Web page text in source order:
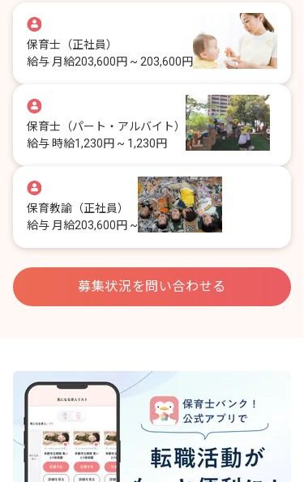
保育士 （正社員）
給与 月給203,600円 ~ 203,600円
保育士 （パート・アルバイト）
給与 時給1,230円 ~ 1,230円
保育教諭 （正社員）
給与 月給203,600円 ~
募集状況を問い合わせる